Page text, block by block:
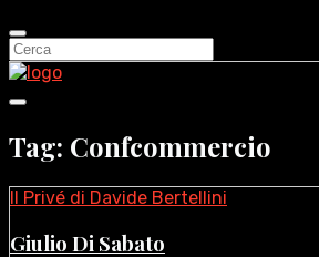
Tag: Confcommercio
Il Privé di Davide Bertellini
Giulio Di Sabato